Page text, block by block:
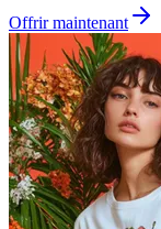
Offrir maintenant